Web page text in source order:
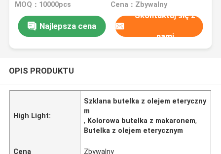
MOQ：10000pcs Cena：Zbywalny
Najlepsza cena
Skontaktuj się z
nami
OPIS PRODUKTU
High Light:
Szklana butelka z olejem eteryczny
m
, Kolorowa butelka z makaronem,
Butelka z olejem eterycznym
Cena Zbywalny